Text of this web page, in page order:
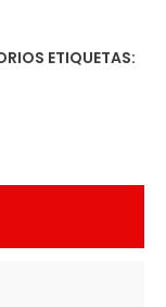
ETIQUETAS: